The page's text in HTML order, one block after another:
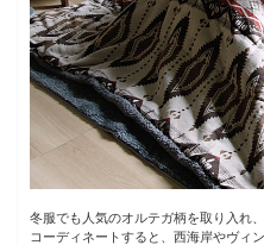
冬服でも人気のオルテガ柄を取り入れ
コーディネートすると、西海岸やヴィ